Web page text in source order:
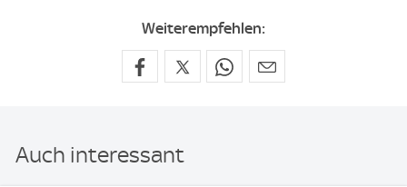
Weiterempfehlen:
Auch interessant